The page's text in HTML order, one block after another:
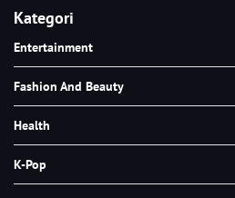
Kategori
Entertainment
Fashion And Beauty
Health
K-Pop